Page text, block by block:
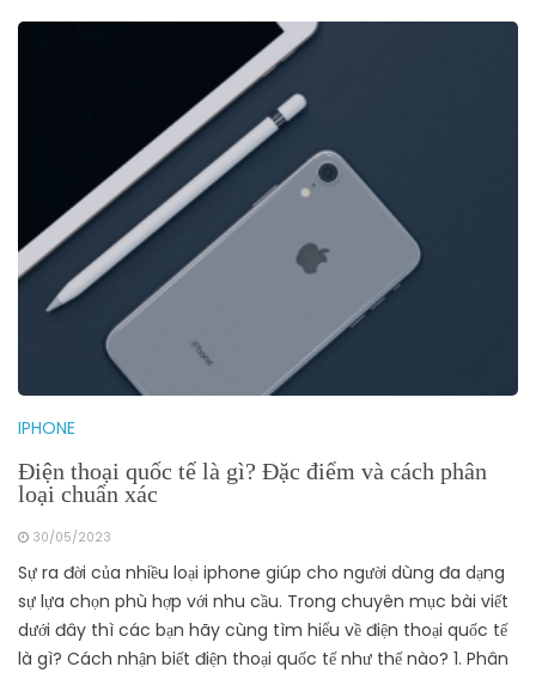
IPHONE
Điện thoại quốc tế là gì? Đặc điểm và cách phân
loại chuẩn xác
30/05/2023
Sự ra đời của nhiều loại iphone giúp cho người dùng đa dạng
sự lựa chọn phù hợp với nhu cầu. Trong chuyên mục bài viết
dưới đây thì các bạn hãy cùng tìm hiểu về điện thoại quốc tế
là gì? Cách nhận biết điện thoại quốc tế như thế nào? 1. Phân